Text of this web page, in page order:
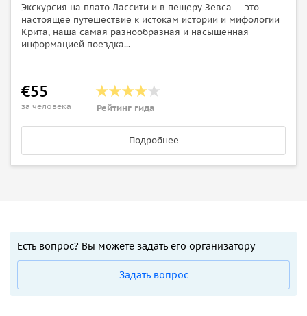
Экскурсия на плато Лассити и в пещеру Зевса — это
настоящее путешествие к истокам истории и мифологии
Крита, наша самая разнообразная и насыщенная
информацией поездка...
€55
за человека Рейтинг гида
Подробнее
Есть вопрос? Вы можете задать его организатору
Задать вопрос